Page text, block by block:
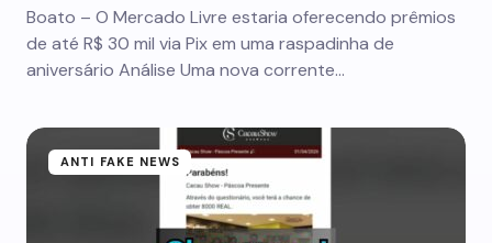
Boato – O Mercado Livre estaria oferecendo prêmios
de até R$ 30 mil via Pix em uma raspadinha de
aniversário Análise Uma nova corrente…
ANTI FAKE NEWS